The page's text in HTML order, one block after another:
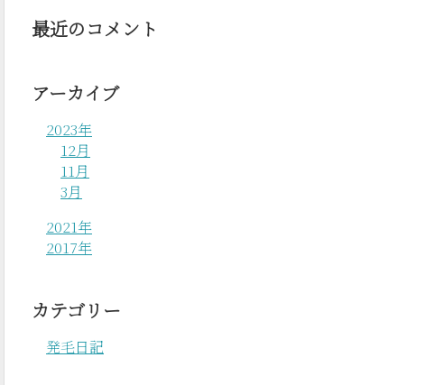
最近のコメント
アーカイブ
2023年
12月
11月
3月
2021年
2017年
カテゴリー
発毛日記